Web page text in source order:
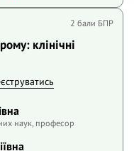
2 бали БПР
клінічні
наук, професор